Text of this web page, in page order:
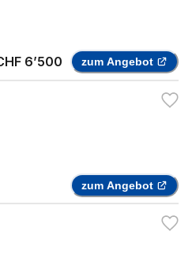
6’500 zum Angebot
zum Angebot